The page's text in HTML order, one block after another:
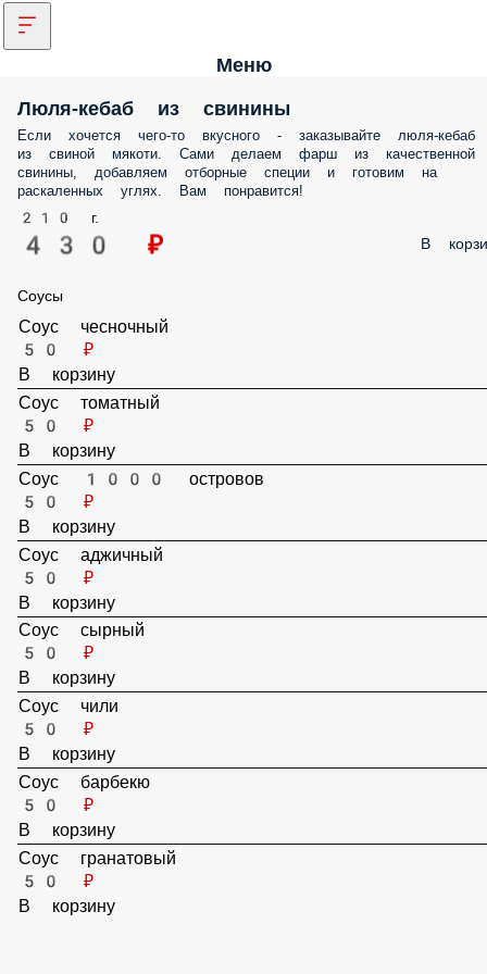
Меню
Люля-кебаб из свинины
Если хочется чего-то вкусного - заказывайте люля-кебаб
из свиной мякоти. Сами делаем фарш из качественной
свинины, добавляем отборные специи и готовим на
раскаленных углях. Вам понравится!
210 г.
430 ₽ В
Соусы
Соус чесночный
50 ₽
В корзину
Соус томатный
50 ₽
В корзину
Соус 1000 островов
50 ₽
В корзину
Соус аджичный
50 ₽
В корзину
Соус сырный
50 ₽
В корзину
Соус чили
50 ₽
В корзину
50 ₽